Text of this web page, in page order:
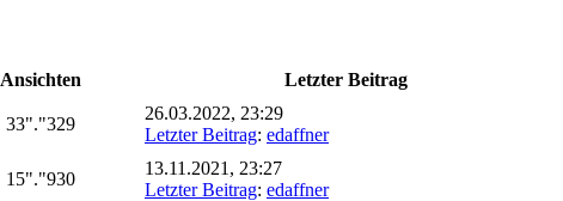
Ansichten Letzter Beitrag
33"."329
26.03.2022, 23:29
Letzter Beitrag: edaffner
15"."930
13.11.2021, 23:27
Letzter Beitrag: edaffner